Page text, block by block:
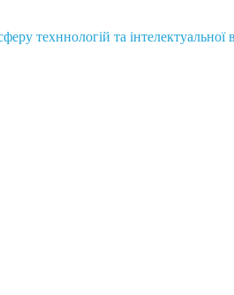
техннологій та інтелектуальної